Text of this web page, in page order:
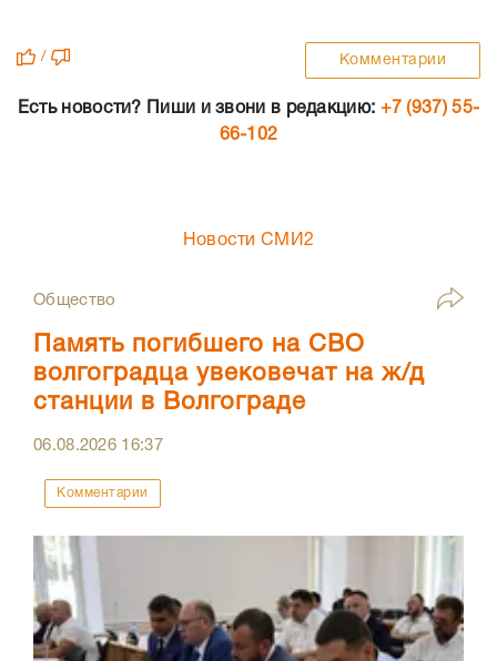
/ Комментарии
Есть новости? Пиши и звони в редакцию: +7 (937) 55-
66-102
Новости СМИ2
Общество
Память погибшего на СВО
волгоградца увековечат на ж/д
станции в Волгограде
06.08.2026 16:37
Комментарии